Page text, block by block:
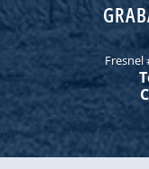
Fresnel